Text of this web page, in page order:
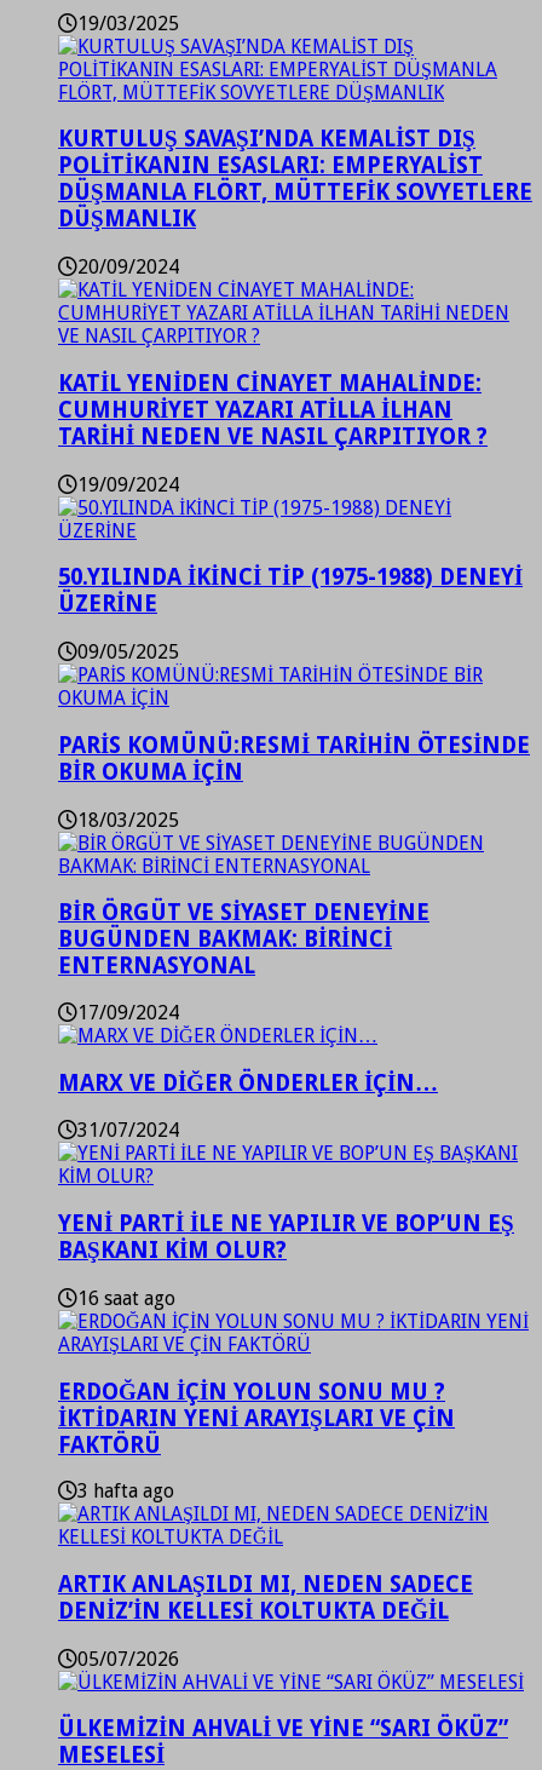
19/03/2025
KURTULUŞ SAVAŞI’NDA KEMALİST DIŞ
POLİTİKANIN ESASLARI: EMPERYALİST
DÜŞMANLA FLÖRT, MÜTTEFİK SOVYETLERE
DÜŞMANLIK
20/09/2024
KATİL YENİDEN CİNAYET MAHALİNDE:
CUMHURİYET YAZARI ATİLLA İLHAN
TARİHİ NEDEN VE NASIL ÇARPITIYOR ?
19/09/2024
50.YILINDA İKİNCİ TİP (1975-1988) DENEYİ
ÜZERİNE
09/05/2025
PARİS KOMÜNÜ:RESMİ TARİHİN ÖTESİNDE
BİR OKUMA İÇİN
18/03/2025
BİR ÖRGÜT VE SİYASET DENEYİNE
BUGÜNDEN BAKMAK: BİRİNCİ
ENTERNASYONAL
17/09/2024
MARX VE DİĞER ÖNDERLER İÇİN…
31/07/2024
YENİ PARTİ İLE NE YAPILIR VE BOP’UN EŞ
BAŞKANI KİM OLUR?
16 saat ago
ERDOĞAN İÇİN YOLUN SONU MU ?
İKTİDARIN YENİ ARAYIŞLARI VE ÇİN
FAKTÖRÜ
3 hafta ago
ARTIK ANLAŞILDI MI, NEDEN SADECE
DENİZ’İN KELLESİ KOLTUKTA DEĞİL
05/07/2026
ÜLKEMİZİN AHVALİ VE YİNE “SARI ÖKÜZ”
MESELESİ